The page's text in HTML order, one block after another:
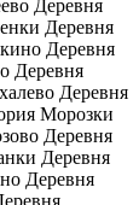
Деревня
Деревня
Деревня
Деревня
Деревня
Морозки
Деревня
Деревня
Деревня